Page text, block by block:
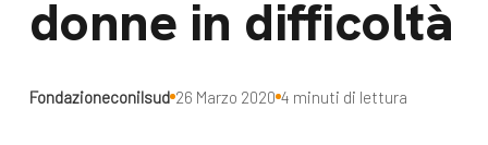
donne in difficoltà
Fondazioneconilsud 26 Marzo 2020 4 minuti di lettura
Appuntamenti